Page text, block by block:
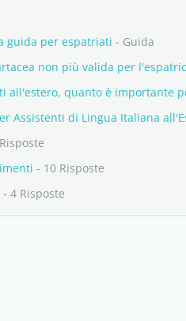
guida per espatriati - Guida
non più valida per
all'estero, quanto è importante
Assistenti di Lingua Italiana
- 10 Risposte
- 4 Risposte